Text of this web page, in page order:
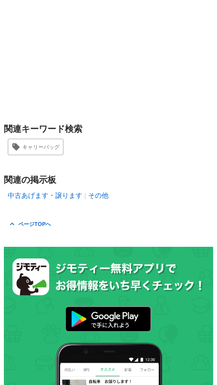
関連キーワード検索
キャリーバッグ
関連の掲示板
中古あげます・譲ります その他
ページTOPへ